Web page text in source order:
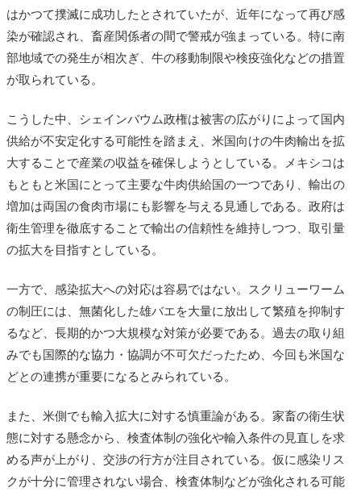
はかつて撲滅に成功したとされていたが、近年になって再び感
染が確認され、畜産関係者の間で警戒が強まっている。特に南
部地域での発生が相次ぎ、牛の移動制限や検疫強化などの措置
が取られている。
こうした中、シェインバウム政権は被害の広がりによって国内
供給が不安定化する可能性を踏まえ、米国向けの牛肉輸出を拡
大することで産業の収益を確保しようとしている。メキシコは
もともと米国にとって主要な牛肉供給国の一つであり、輸出の
増加は両国の食肉市場にも影響を与える見通しである。政府は
衛生管理を徹底することで輸出の信頼性を維持しつつ、取引量
の拡大を目指すとしている。
一方で、感染拡大への対応は容易ではない。スクリューワーム
の制圧には、無菌化した雄バエを大量に放出して繁殖を抑制す
るなど、長期的かつ大規模な対策が必要である。過去の取り組
みでも国際的な協力・協調が不可欠だったため、今回も米国な
どとの連携が重要になるとみられている。
また、米側でも輸入拡大に対する慎重論がある。家畜の衛生状
態に対する懸念から、検査体制の強化や輸入条件の見直しを求
める声が上がり、交渉の行方が注目されている。仮に感染リス
クが十分に管理されない場合、検査体制などが強化される可能